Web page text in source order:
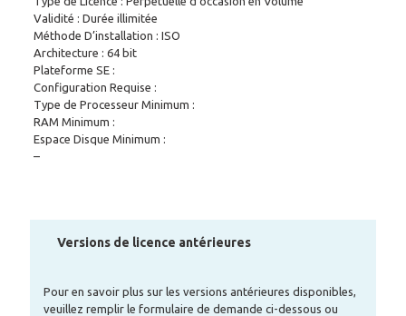
Validité : Durée illimitée
Méthode D’installation : ISO
Architecture : 64 bit
Plateforme SE :
Configuration Requise :
Type de Processeur Minimum :
RAM Minimum :
Espace Disque Minimum :
–
Versions de licence antérieures
Pour en savoir plus sur les versions antérieures disponibles,
veuillez remplir le formulaire de demande ci-dessous ou